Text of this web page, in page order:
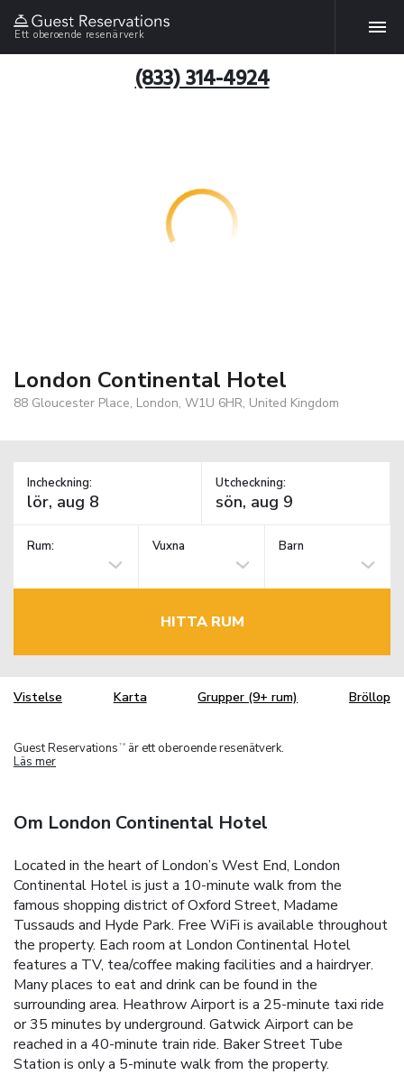
Ett oberoende resenärverk
(833) 314-4924
London Continental Hotel
88 Gloucester Place, London, W1U 6HR, United Kingdom
Incheckning: Utcheckning:
Rum: Vuxna Barn
HITTA RUM
Vistelse Karta Grupper (9+ rum) Bröllop
Guest Reservations TM
är ett oberoende resenätverk.
Läs mer
Om London Continental Hotel
Located in the heart of London’s West End, London
Continental Hotel is just a 10-minute walk from the
famous shopping district of Oxford Street, Madame
Tussauds and Hyde Park. Free WiFi is available throughout
the property. Each room at London Continental Hotel
features a TV, tea/coffee making facilities and a hairdryer.
Many places to eat and drink can be found in the
surrounding area. Heathrow Airport is a 25-minute taxi ride
or 35 minutes by underground. Gatwick Airport can be
reached in a 40-minute train ride. Baker Street Tube
Station is only a 5-minute walk from the property.